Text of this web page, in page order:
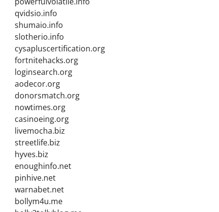
qvidsio.info
shumaio.info
slotherio.info
cysapluscertification.org
fortnitehacks.org
loginsearch.org
aodecor.org
donorsmatch.org
nowtimes.org
casinoeing.org
livemocha.biz
streetlife.biz
hyves.biz
enoughinfo.net
pinhive.net
warnabet.net
bollym4u.me